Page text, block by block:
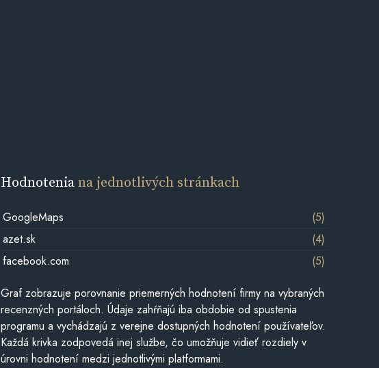
Hodnoteniana jednotlivých stránkach
GoogleMaps
(5)
azet.sk
(4)
facebook.com
(5)
Graf zobrazuje porovnanie priemerných hodnotení firmy na vybraných
recenzných portáloch. Údaje zahŕňajú iba obdobie od spustenia
programu a vychádzajú z verejne dostupných hodnotení používateľov.
Každá krivka zodpovedá inej službe, čo umožňuje vidieť rozdiely v
úrovni hodnotení medzi jednotlivými platformami.